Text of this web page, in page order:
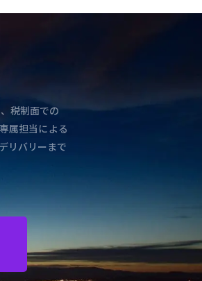
税制面での
属担当による
リバリーまで